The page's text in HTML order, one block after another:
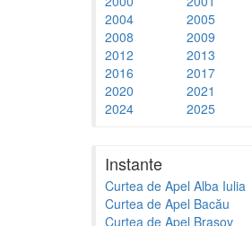
2004
2005
2008
2009
2012
2013
2016
2017
2020
2021
2024
2025
Instante
Curtea de Apel Alba Iulia
Curtea de Apel Bacău
Curtea de Apel Brașov